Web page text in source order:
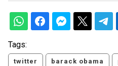
Tags:
twitter barack obama